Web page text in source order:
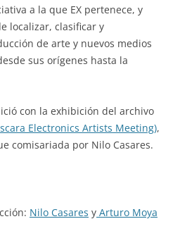
a la que EX pertenece, y
localizar, clasificar y
de arte y nuevos medios
sus orígenes hasta la
con la exhibición del archivo
Electronics Artists Meeting),
comisariada por Nilo Casares.
Nilo Casares y Arturo Moya